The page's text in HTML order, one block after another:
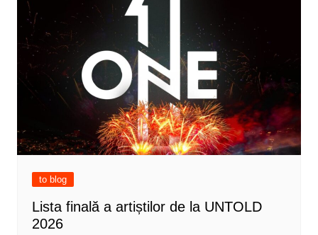
to blog
Lista finală a artiștilor de la UNTOLD
2026